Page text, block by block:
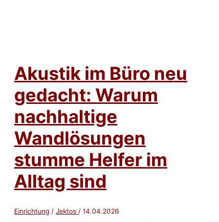
Akustik im Büro neu
gedacht: Warum
nachhaltige
Wandlösungen
stumme Helfer im
Alltag sind
Einrichtung /Jektos /14.04.2026